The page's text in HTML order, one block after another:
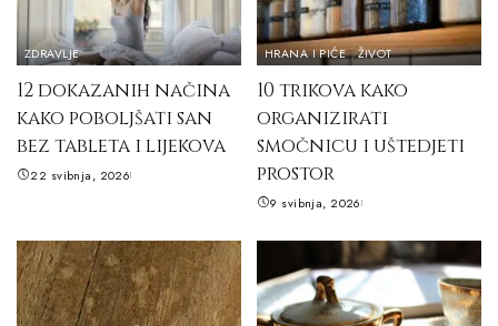
ZDRAVLJE
12 dokazanih načina
kako poboljšati san
bez tableta i lijekova
22 svibnja, 2026
HRANA I PIĆE ŽIVOT
10 trikova kako
organizirati
smočnicu i uštedjeti
prostor
9 svibnja, 2026